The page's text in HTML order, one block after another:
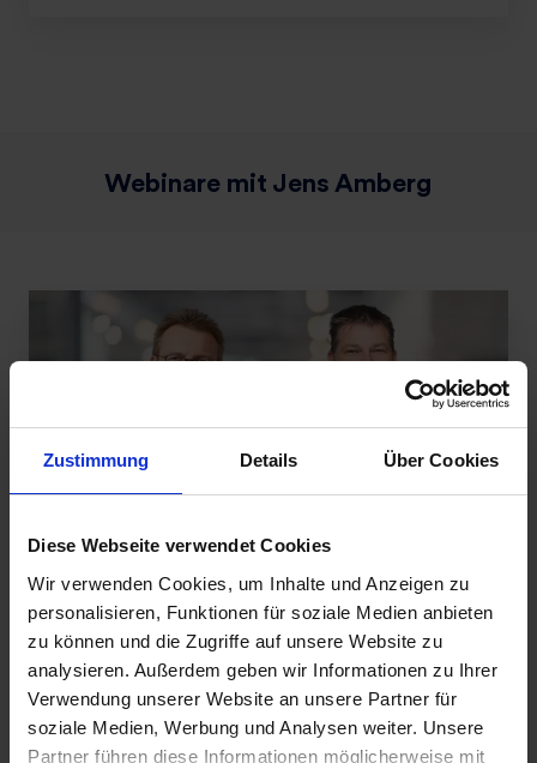
Zustimmung Details Über Cookies
Diese Webseite verwendet Cookies
Wir verwenden Cookies, um Inhalte und Anzeigen zu
personalisieren, Funktionen für soziale Medien anbieten
zu können und die Zugriffe auf unsere Website zu
analysieren. Außerdem geben wir Informationen zu Ihrer
Verwendung unserer Website an unsere Partner für
soziale Medien, Werbung und Analysen weiter. Unsere
Partner führen diese Informationen möglicherweise mit
Webinare mit Jens Amberg
Webinar
Energieeffizienz in RLT-Anlagen steigern
– durch präzise Messung und Steuerung